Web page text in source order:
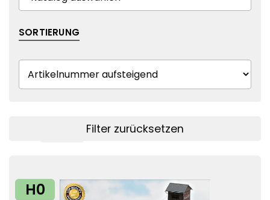
SORTIERUNG
Filter anzeigen
Filter zurücksetzen
H0